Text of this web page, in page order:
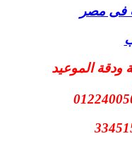
فى مصر
ودقة الموعيد